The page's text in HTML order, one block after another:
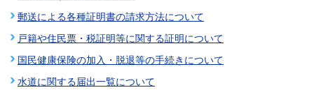
郵送による各種証明書の請求方法について
戸籍や住民票・税証明等に関する証明について
国民健康保険の加入・脱退等の手続きについて
水道に関する届出一覧について